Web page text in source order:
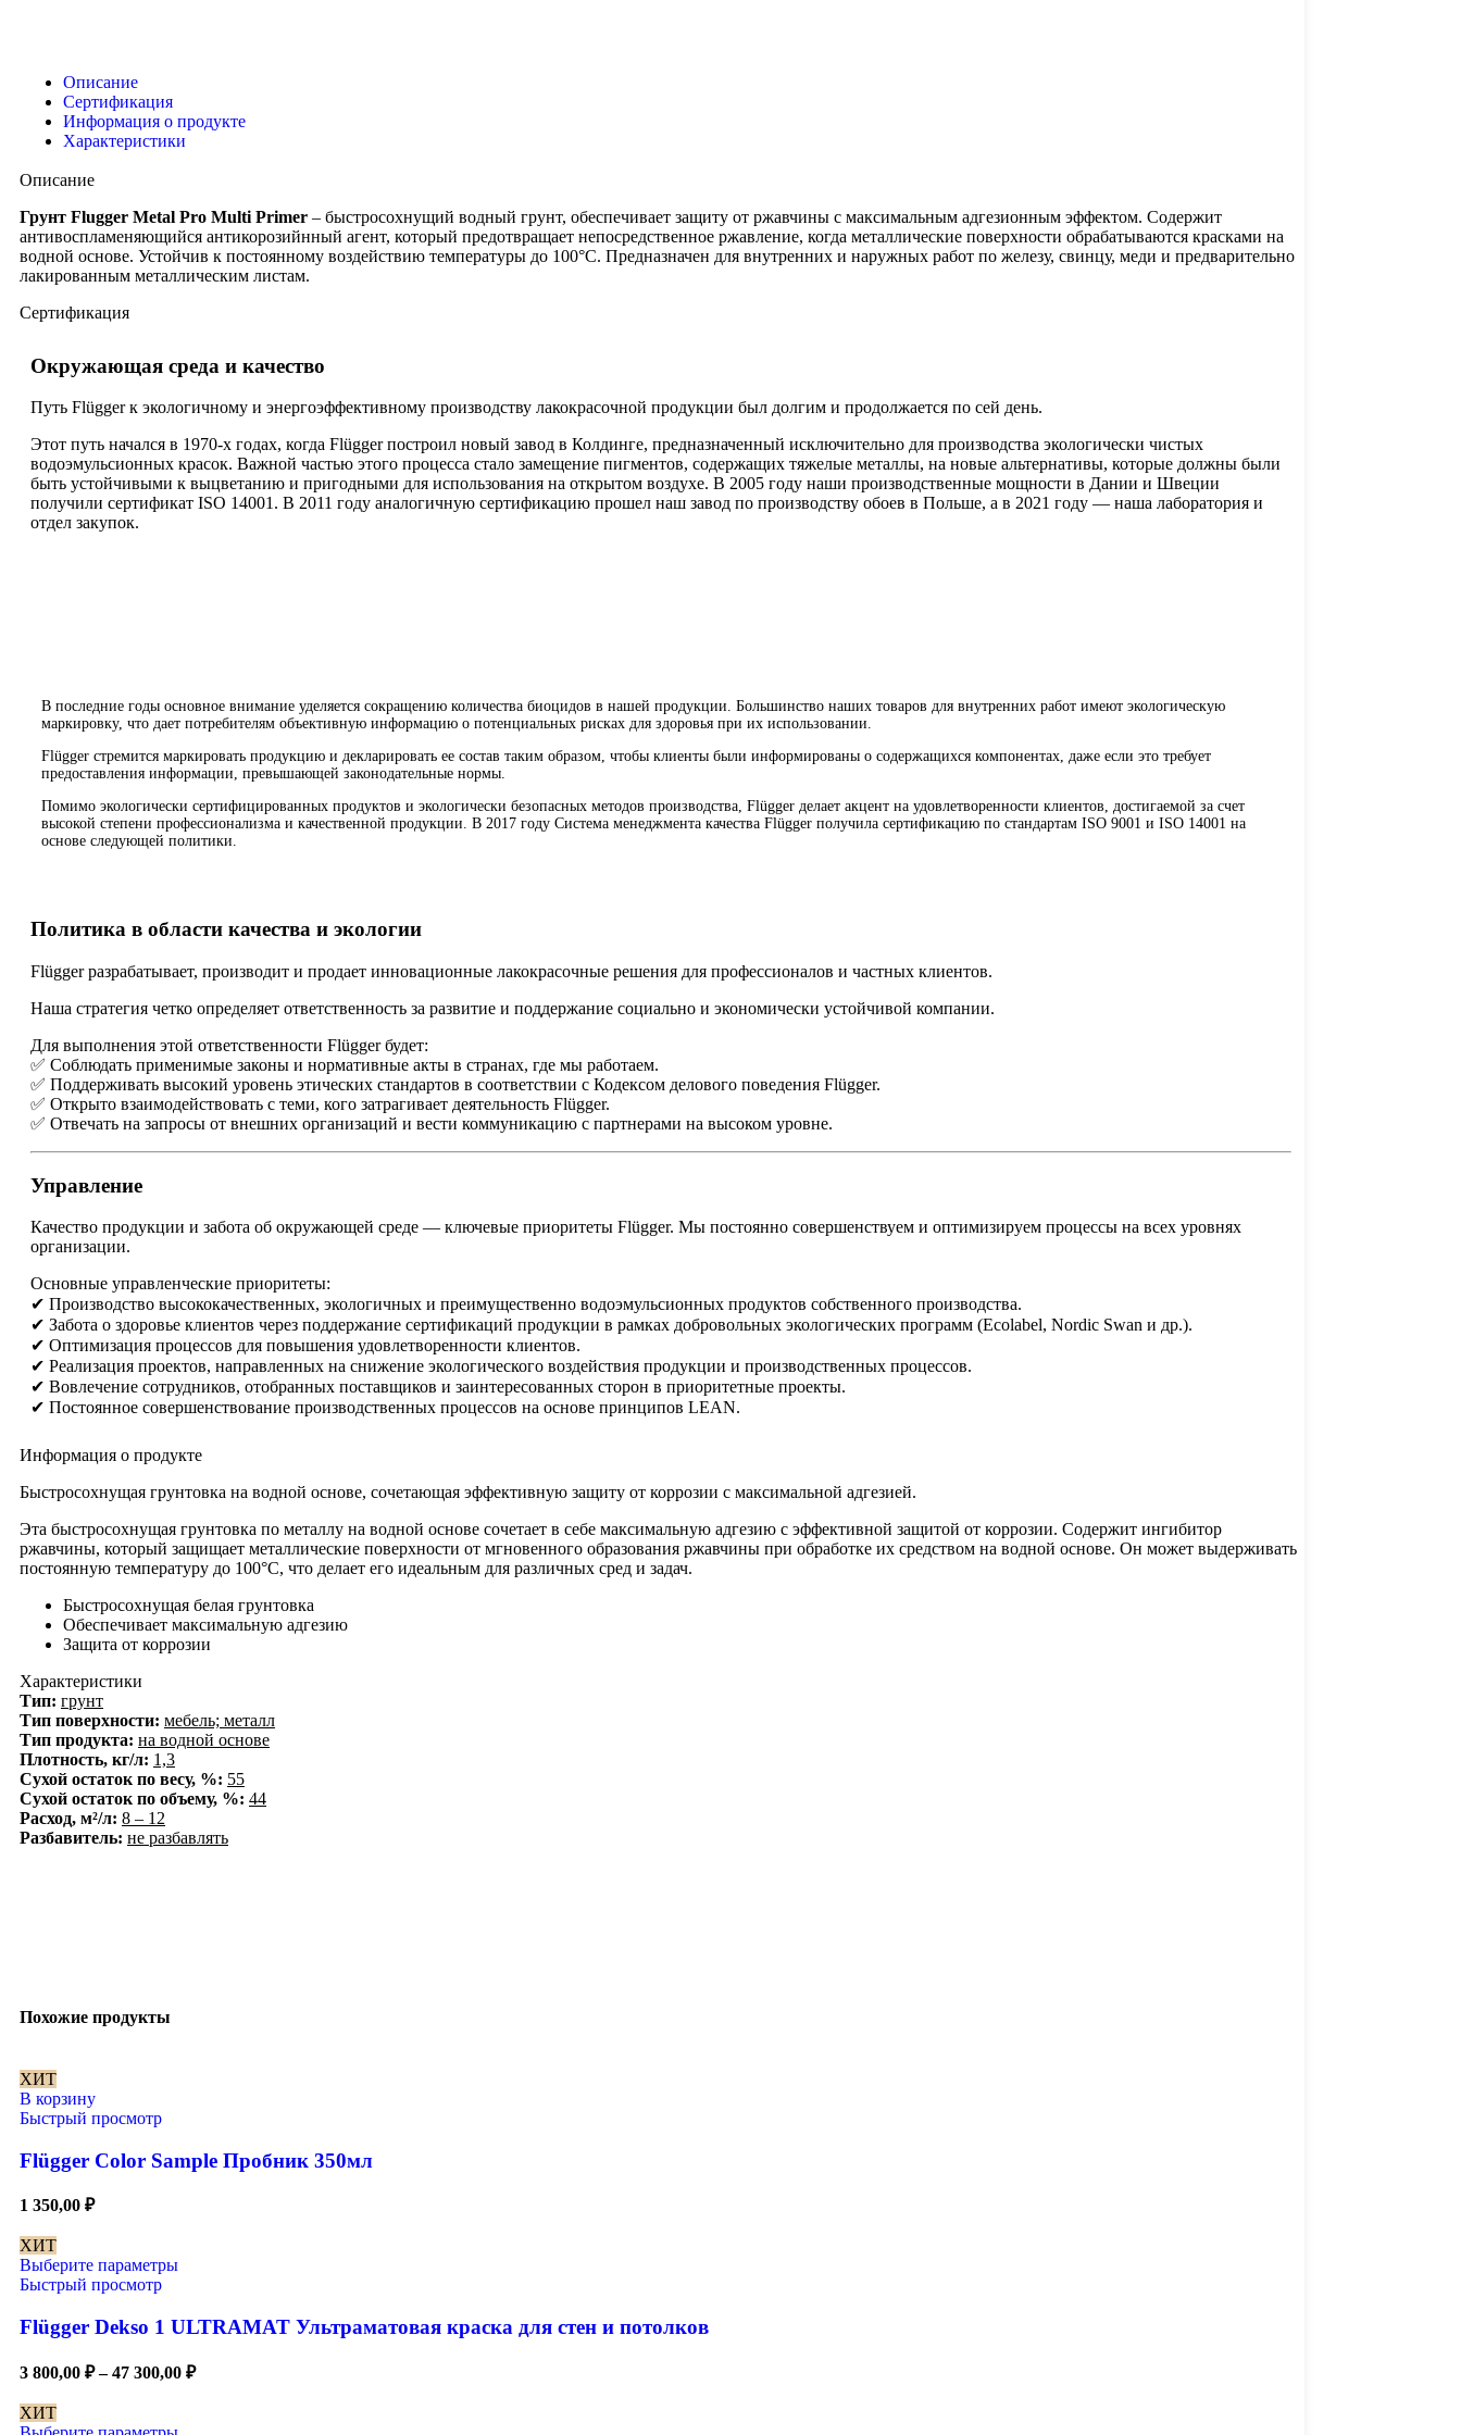
Описание
Сертификация
Информация о продукте
Характеристики
Описание
Грунт Flugger Metal Pro Multi Primer – быстросохнущий водный грунт, обеспечивает защиту от ржавчины с максимальным адгезионным эффектом. Содержит
антивоспламеняющийся антикорозийнный агент, который предотвращает непосредственное ржавление, когда металлические поверхности обрабатываются красками на
водной основе. Устойчив к постоянному воздействию температуры до 100°С. Предназначен для внутренних и наружных работ по железу, свинцу, меди и предварительно
лакированным металлическим листам.
Сертификация
Окружающая среда и качество
Путь Flügger к экологичному и энергоэффективному производству лакокрасочной продукции был долгим и продолжается по сей день.
Этот путь начался в 1970-х годах, когда Flügger построил новый завод в Колдинге, предназначенный исключительно для производства экологически чистых
водоэмульсионных красок. Важной частью этого процесса стало замещение пигментов, содержащих тяжелые металлы, на новые альтернативы, которые должны были
быть устойчивыми к выцветанию и пригодными для использования на открытом воздухе. В 2005 году наши производственные мощности в Дании и Швеции
получили сертификат ISO 14001. В 2011 году аналогичную сертификацию прошел наш завод по производству обоев в Польше, а в 2021 году — наша лаборатория и
отдел закупок.
В последние годы основное внимание уделяется сокращению количества биоцидов в нашей продукции. Большинство наших товаров для внутренних работ имеют экологическую
маркировку, что дает потребителям объективную информацию о потенциальных рисках для здоровья при их использовании.
Flügger стремится маркировать продукцию и декларировать ее состав таким образом, чтобы клиенты были информированы о содержащихся компонентах, даже если это требует
предоставления информации, превышающей законодательные нормы.
Помимо экологически сертифицированных продуктов и экологически безопасных методов производства, Flügger делает акцент на удовлетворенности клиентов, достигаемой за счет
высокой степени профессионализма и качественной продукции. В 2017 году Система менеджмента качества Flügger получила сертификацию по стандартам ISO 9001 и ISO 14001 на
основе следующей политики.
Политика в области качества и экологии
Flügger разрабатывает, производит и продает инновационные лакокрасочные решения для профессионалов и частных клиентов.
Наша стратегия четко определяет ответственность за развитие и поддержание социально и экономически устойчивой компании.
Для выполнения этой ответственности Flügger будет:
✅ Соблюдать применимые законы и нормативные акты в странах, где мы работаем.
✅ Поддерживать высокий уровень этических стандартов в соответствии с Кодексом делового поведения Flügger.
✅ Открыто взаимодействовать с теми, кого затрагивает деятельность Flügger.
✅ Отвечать на запросы от внешних организаций и вести коммуникацию с партнерами на высоком уровне.
Управление
Качество продукции и забота об окружающей среде — ключевые приоритеты Flügger. Мы постоянно совершенствуем и оптимизируем процессы на всех уровнях
организации.
Основные управленческие приоритеты:
✔ Производство высококачественных, экологичных и преимущественно водоэмульсионных продуктов собственного производства.
✔ Забота о здоровье клиентов через поддержание сертификаций продукции в рамках добровольных экологических программ (Ecolabel, Nordic Swan и др.).
✔ Оптимизация процессов для повышения удовлетворенности клиентов.
✔ Реализация проектов, направленных на снижение экологического воздействия продукции и производственных процессов.
✔ Вовлечение сотрудников, отобранных поставщиков и заинтересованных сторон в приоритетные проекты.
✔ Постоянное совершенствование производственных процессов на основе принципов LEAN.
Информация о продукте
Быстросохнущая грунтовка на водной основе, сочетающая эффективную защиту от коррозии с максимальной адгезией.
Эта быстросохнущая грунтовка по металлу на водной основе сочетает в себе максимальную адгезию с эффективной защитой от коррозии. Содержит ингибитор
ржавчины, который защищает металлические поверхности от мгновенного образования ржавчины при обработке их средством на водной основе. Он может выдерживать
постоянную температуру до 100°C, что делает его идеальным для различных сред и задач.
Быстросохнущая белая грунтовка
Обеспечивает максимальную адгезию
Защита от коррозии
Характеристики
Тип: грунт
Тип поверхности: мебель; металл
Тип продукта: на водной основе
Плотность, кг/л: 1,3
Сухой остаток по весу, %: 55
Сухой остаток по объему, %: 44
Расход, м²/л: 8 – 12
Разбавитель: не разбавлять
Похожие продукты
ХИТ
В корзину
Быстрый просмотр
Flügger Color Sample Пробник 350мл
1 350,00 ₽
ХИТ
Выберите параметры
Быстрый просмотр
Flügger Dekso 1 ULTRAMAT Ультраматовая краска для стен и потолков
3 800,00 ₽ – 47 300,00 ₽
ХИТ